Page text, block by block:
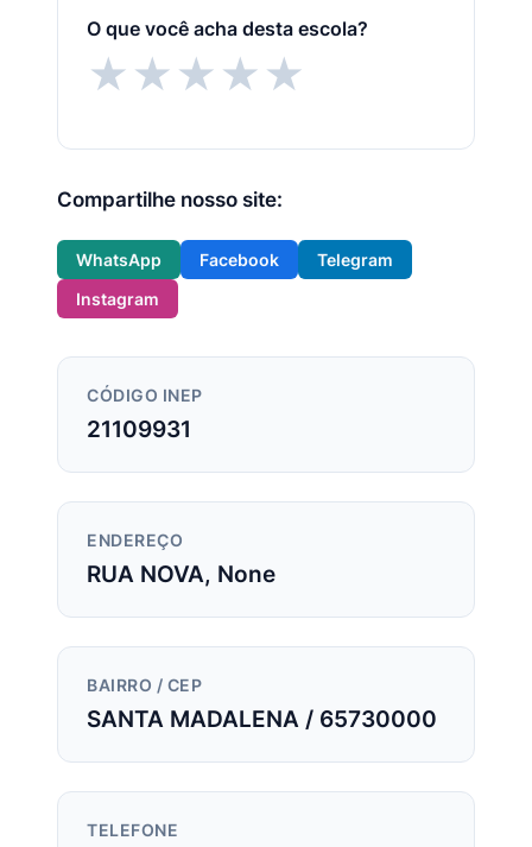
O que você acha desta escola?
★★★★★
Compartilhe nosso site:
WhatsApp Facebook
Telegram
Instagram
CÓDIGO INEP
21109931
ENDEREÇO
RUA NOVA, None
BAIRRO / CEP
SANTA MADALENA / 65730000
TELEFONE